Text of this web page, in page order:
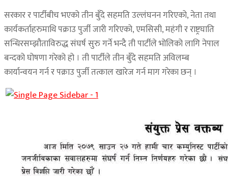
सरकार र पार्टीबीच भएको तीन बुँदे सहमति उल्लंघनन गरिएको, नेता तथा
कार्यकर्ताहरुमाथि पक्राउ पुर्जी जारी गरिएको, एमसिसी, महंगी र राष्ट्रघाति
सन्धिरसम्झौताविरुद्ध संघर्ष सुरु गर्ने भन्दै ती पार्टीले भोलिको लागि नेपाल
बन्दको घोषणा गरेको हो । ती पार्टीले तीन बुँदे सहमति अविलम्ब
कार्यान्वयन गर्न र पक्राउ पुर्जी तत्काल खारेज गर्न माग गरेका छन् ।